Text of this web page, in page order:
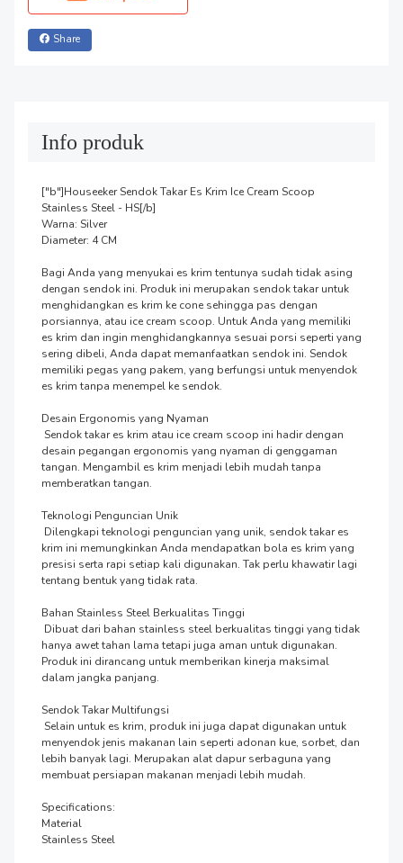
Share
Info produk
["b"]Houseeker Sendok Takar Es Krim Ice Cream Scoop
Stainless Steel - HS[/b]
Warna: Silver
Diameter: 4 CM
Bagi Anda yang menyukai es krim tentunya sudah tidak asing
dengan sendok ini. Produk ini merupakan sendok takar untuk
menghidangkan es krim ke cone sehingga pas dengan
porsiannya, atau ice cream scoop. Untuk Anda yang memiliki
es krim dan ingin menghidangkannya sesuai porsi seperti yang
sering dibeli, Anda dapat memanfaatkan sendok ini. Sendok
memiliki pegas yang pakem, yang berfungsi untuk menyendok
es krim tanpa menempel ke sendok.
Desain Ergonomis yang Nyaman
desain pegangan ergonomis yang nyaman di genggaman
tangan. Mengambil es krim menjadi lebih mudah tanpa
memberatkan tangan.
Teknologi Penguncian Unik
krim ini memungkinkan Anda mendapatkan bola es krim yang
presisi serta rapi setiap kali digunakan. Tak perlu khawatir lagi
tentang bentuk yang tidak rata.
Bahan Stainless Steel Berkualitas Tinggi
hanya awet tahan lama tetapi juga aman untuk digunakan.
Produk ini dirancang untuk memberikan kinerja maksimal
dalam jangka panjang.
Sendok Takar Multifungsi
menyendok jenis makanan lain seperti adonan kue, sorbet, dan
lebih banyak lagi. Merupakan alat dapur serbaguna yang
membuat persiapan makanan menjadi lebih mudah.
Specifications:
Material
Stainless Steel